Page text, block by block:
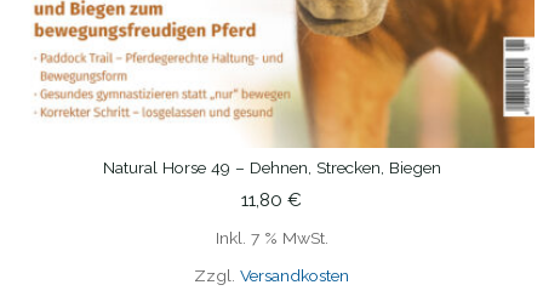
IN DEN WARENKORB
Natural Horse 49 – Dehnen, Strecken, Biegen
11,80 €
Inkl. 7 % MwSt.
Zzgl. Versandkosten